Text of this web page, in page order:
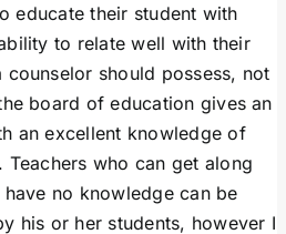
educate their student with
to relate well with their
counselor should possess, not
board of education gives an
an excellent knowledge of
Teachers who can get along
no knowledge can be
his or her students, however I